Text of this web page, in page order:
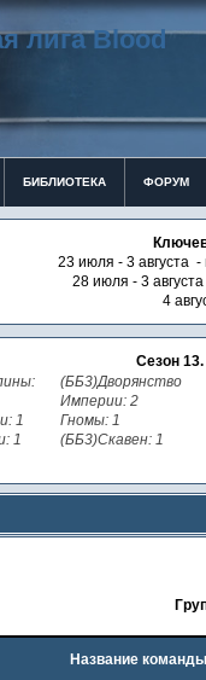
БИБЛИОТЕКА ФОРУМ
23 июля - 3 августа -
28 июля - 3
4
Сезон 13.
1
1
(ББ3)Дворянство
Империи: 2
Гномы: 1
(ББ3)Скавен: 1
Название команды